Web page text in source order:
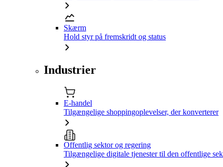
Skærm
Hold styr på fremskridt og status
Industrier
E-handel
Tilgængelige shoppingoplevelser, der konverterer
Offentlig sektor og regering
Tilgængelige digitale tjenester til den offentlige